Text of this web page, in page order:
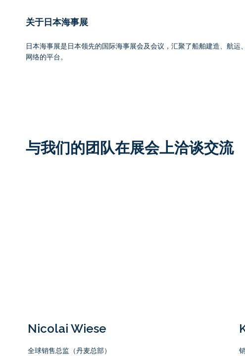
关于日本海事展
日本海事展是日本领先的国际海事展会及会议，汇聚了船舶建造、航
网络的平台。
与我们的团队在展会上洽谈交流
Nicolai Wiese
全球销售总监（丹麦总部）